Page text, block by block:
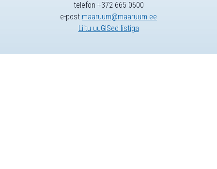
telefon +372 665 0600
e-post maaruum@maaruum.ee
Liitu uuGISed listiga